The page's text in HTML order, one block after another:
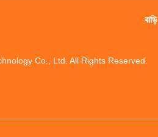
বাড়ি
Co., Ltd. All Rights Reserved.